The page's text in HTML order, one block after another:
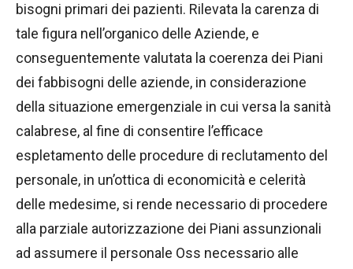
bisogni primari dei pazienti. Rilevata la carenza di
tale figura nell’organico delle Aziende, e
conseguentemente valutata la coerenza dei Piani
dei fabbisogni delle aziende, in considerazione
della situazione emergenziale in cui versa la sanità
calabrese, al fine di consentire l’efficace
espletamento delle procedure di reclutamento del
personale, in un’ottica di economicità e celerità
delle medesime, si rende necessario di procedere
alla parziale autorizzazione dei Piani assunzionali
ad assumere il personale Oss necessario alle